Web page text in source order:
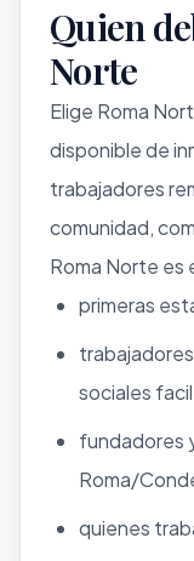
Quien
Norte
Elige Roma
disponible de
trabajadores
comunidad,
Roma Norte
primeras
sociales
fundadores
Roma/
quienes